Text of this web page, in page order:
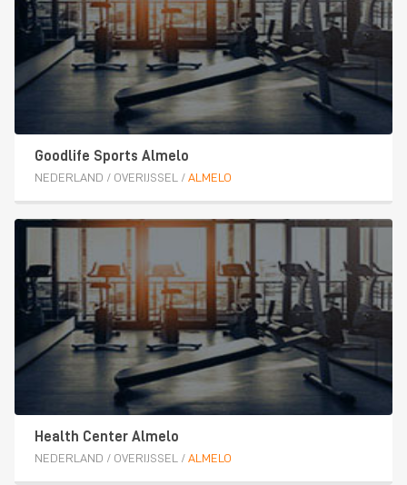
Goodlife Sports Almelo
NEDERLAND / OVERIJSSEL / ALMELO
Health Center Almelo
NEDERLAND / OVERIJSSEL / ALMELO